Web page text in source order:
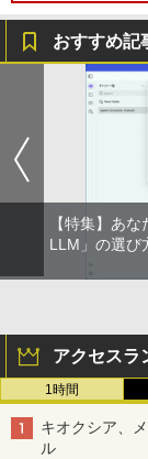
2
3
おすすめ記
【特集】あ
LLM」の選び
アクセスラ
1時間
キオクシア、
ル